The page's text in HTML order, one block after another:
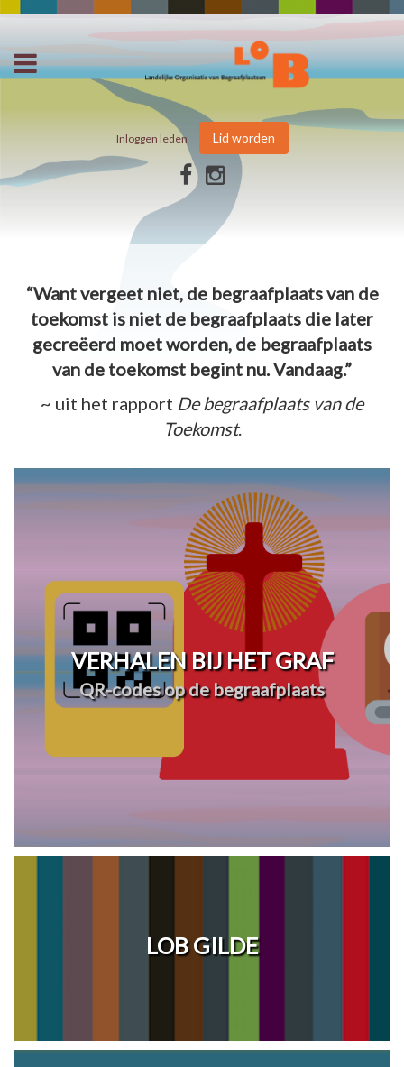
Inloggen leden Lid worden
“Want vergeet niet, de begraafplaats van de
toekomst is niet de begraafplaats die later
gecreëerd moet worden, de begraafplaats
van de toekomst begint nu. Vandaag.”
~ uit het rapport De begraafplaats van de
Toekomst.
VERHALEN BIJ HET GRAF
QR-codes op de begraafplaats
LOB GILDE